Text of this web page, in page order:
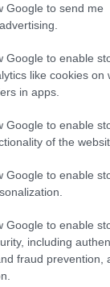
Google to send me
Google to enable
like cookies on
in apps.
Google to enable
of the
Google to enable
Google to enable
including
fraud prevention,
00:00
Βόλου
το
του
σχολείου·